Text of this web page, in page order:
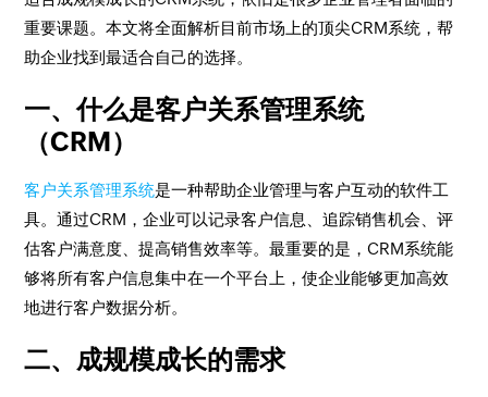
重要课题。本文将全面解析目前市场上的顶尖CRM系统，帮
助企业找到最适合自己的选择。
一、什么是客户关系管理系统
（CRM）
客户关系管理系统是一种帮助企业管理与客户互动的软件工
具。通过CRM，企业可以记录客户信息、追踪销售机会、评
估客户满意度、提高销售效率等。最重要的是，CRM系统能
够将所有客户信息集中在一个平台上，使企业能够更加高效
地进行客户数据分析。
二、成规模成长的需求